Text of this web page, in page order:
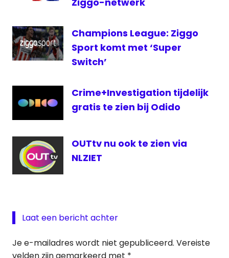
Champions League: Ziggo
Sport komt met ‘Super
Switch’
Crime+Investigation tijdelijk
gratis te zien bij Odido
OUTtv nu ook te zien via
NLZIET
Laat een bericht achter
Je e-mailadres wordt niet gepubliceerd. Vereiste